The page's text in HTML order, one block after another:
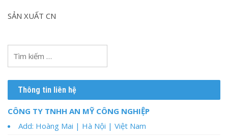
SẢN XUẤT CN
Tìm
Thông tin liên hệ
CÔNG TY TNHH AN MỸ CÔNG NGHIỆP
Add: Hoàng Mai | Hà Nội | Việt Nam